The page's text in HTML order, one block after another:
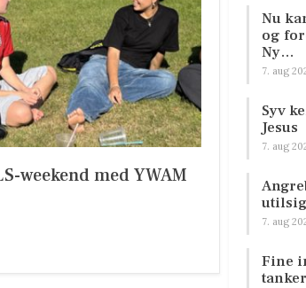
weekend med YWAM
Nu
og
Ny…
7. aug
Syv
Jesus
7. aug
7. aug
Fine